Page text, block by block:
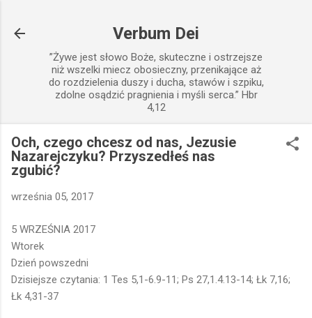
Verbum Dei
”Żywe jest słowo Boże, skuteczne i ostrzejsze
niż wszelki miecz obosieczny, przenikające aż
do rozdzielenia duszy i ducha, stawów i szpiku,
zdolne osądzić pragnienia i myśli serca.” Hbr
4,12
Och, czego chcesz od nas, Jezusie
Nazarejczyku? Przyszedłeś nas
zgubić?
września 05, 2017
5 WRZEŚNIA 2017
Wtorek
Dzień powszedni
Dzisiejsze czytania: 1 Tes 5,1-6.9-11; Ps 27,1.4.13-14; Łk 7,16;
Łk 4,31-37